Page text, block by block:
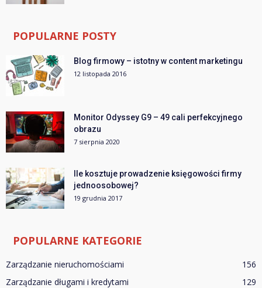
POPULARNE POSTY
Blog firmowy – istotny w content marketingu
12 listopada 2016
Monitor Odyssey G9 – 49 cali perfekcyjnego
obrazu
7 sierpnia 2020
Ile kosztuje prowadzenie księgowości firmy
jednoosobowej?
19 grudnia 2017
POPULARNE KATEGORIE
Zarządzanie nieruchomościami
156
Zarządzanie długami i kredytami
129